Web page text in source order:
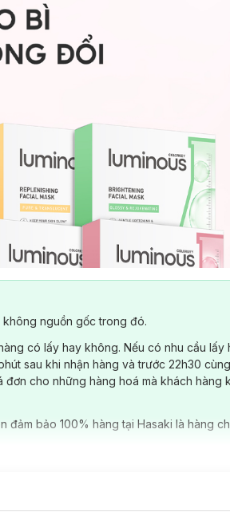
nguồn gốc trong đó.
có lấy hay không. Nếu có nhu cầu lấy
sau khi nhận hàng và trước 22h30
cho những hàng hoá mà khách hàng
bảo 100% hàng tại Hasaki là hàng